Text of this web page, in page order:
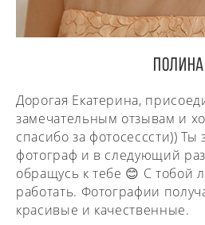
ПОЛИНА
Дорогая Екатерина,
замечательным отзывам и
спасибо за фотосесссти))
фотограф и в следующий
обращусь к тебе 😊 С тобой
работать. Фотографии
красивые и качественные.